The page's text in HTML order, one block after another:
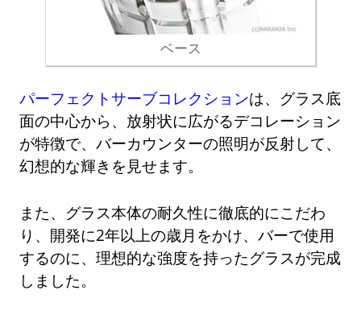
ベース
パーフェクトサーブコレクションは、グラス底
面の中心から、放射状に広がるデコレーション
が特徴で、バーカウンターの照明が反射して、
幻想的な輝きを見せます。
また、グラス本体の耐久性に徹底的にこだわ
り、開発に2年以上の歳月をかけ、バーで使用
するのに、理想的な強度を持ったグラスが完成
しました。